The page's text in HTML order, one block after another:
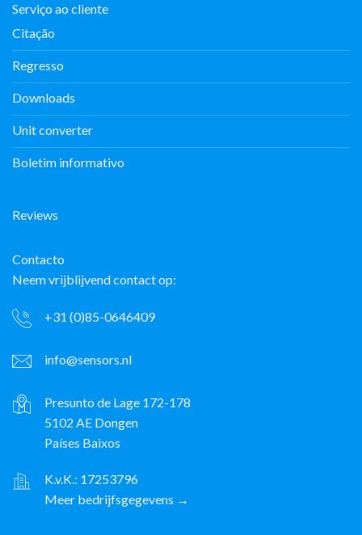
Serviço ao cliente
Citação
Regresso
Downloads
Unit converter
Boletim informativo
Reviews
Contacto
Neem vrijblijvend contact op:
+31 (0)85-0646409
info@sensors.nl
Presunto de Lage 172-178
5102 AE Dongen
Países Baixos
K.v.K.: 17253796
Meer bedrijfsgegevens →